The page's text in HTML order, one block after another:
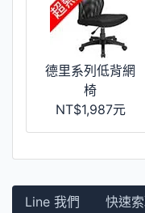
德里系列低背網
椅
NT$1,987元
Line 我們 快速